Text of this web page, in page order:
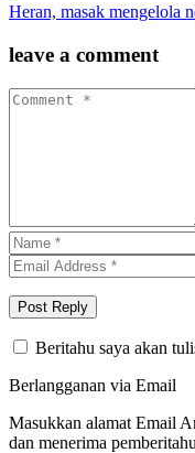
Heran, masak mengelola
leave a comment
Beritahu saya akan
Berlangganan via Email
Masukkan alamat Email
dan menerima